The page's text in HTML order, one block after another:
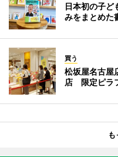
日本初の子
みをまとめた
買う
松坂屋名古屋
店 限定ピラ
も